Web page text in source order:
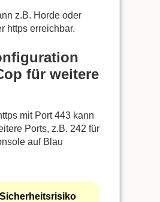
z.B. Horde oder
https erreichbar.
für weitere
mit Port 443 kann
Ports, z.B. 242 für
auf Blau
Sicherheitsrisiko